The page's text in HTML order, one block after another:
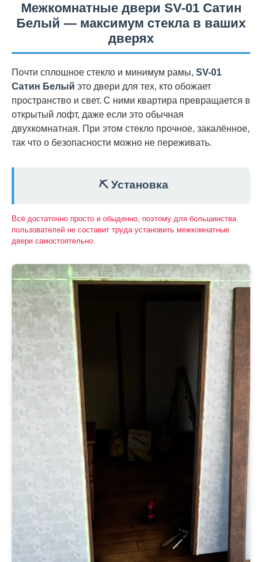
Межкомнатные двери SV-01 Сатин
Белый — максимум стекла в ваших
дверях
Почти сплошное стекло и минимум рамы, SV-01
Сатин Белый это двери для тех, кто обожает
пространство и свет. С ними квартира превращается в
открытый лофт, даже если это обычная
двухкомнатная. При этом стекло прочное, закалённое,
так что о безопасности можно не переживать.
⛏️ Установка
Всё достаточно просто и обыденно, поэтому для большинства
пользователей не составит труда установить межкомнатные
двери самостоятельно.